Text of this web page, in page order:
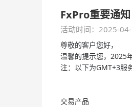
FxPro重要通
活动时间：2025-
尊敬的客户您好，
温馨的提示您，2025
注：以下为GMT+3服
交易产品